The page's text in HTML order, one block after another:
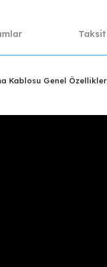
Kablosu Genel Özellikler